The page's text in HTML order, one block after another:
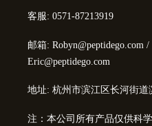
客服: 0571-87213919
邮箱: Robyn@peptidego.com /
Eric@peptidego.com
地址: 杭州市滨江区长河街道
注：本公司所有产品仅供科